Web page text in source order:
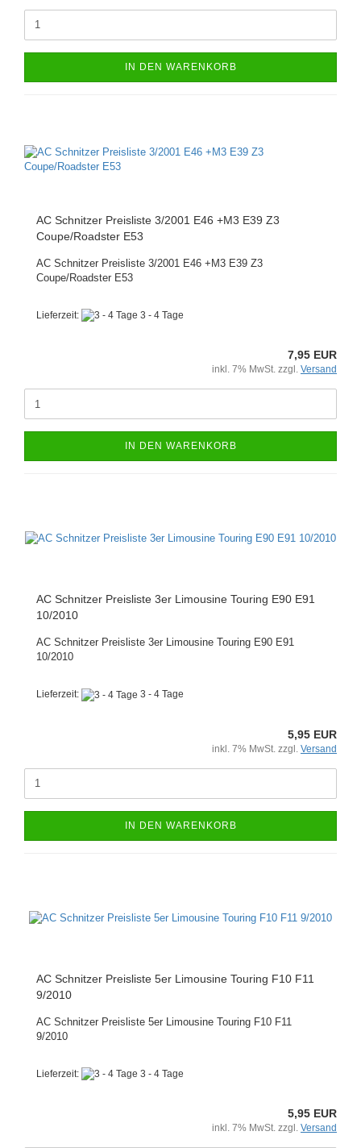
IN DEN WARENKORB
AC Schnitzer Preisliste 3/2001 E46 +M3 E39 Z3
Coupe/Roadster E53
AC Schnitzer Preisliste 3/2001 E46 +M3 E39 Z3
Coupe/Roadster E53
Lieferzeit: 3 - 4 Tage
7,95 EUR
inkl. 7% MwSt. zzgl. Versand
IN DEN WARENKORB
AC Schnitzer Preisliste 3er Limousine Touring E90 E91
10/2010
AC Schnitzer Preisliste 3er Limousine Touring E90 E91
10/2010
Lieferzeit: 3 - 4 Tage
5,95 EUR
inkl. 7% MwSt. zzgl. Versand
IN DEN WARENKORB
AC Schnitzer Preisliste 5er Limousine Touring F10 F11
9/2010
AC Schnitzer Preisliste 5er Limousine Touring F10 F11
9/2010
Lieferzeit: 3 - 4 Tage
5,95 EUR
inkl. 7% MwSt. zzgl. Versand